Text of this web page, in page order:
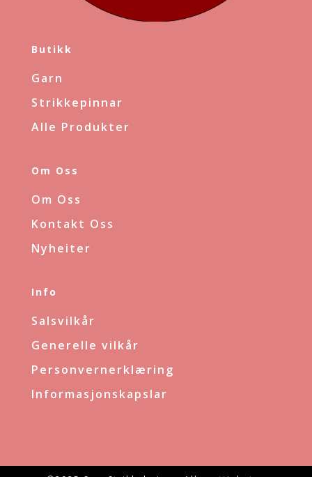
Butikk
Garn
Strikkepinnar
Alle Produkter
Om Oss
Om Oss
Kontakt Oss
Nyheiter
Info
Salsvilkår
Generelle vilkår
Personvernerklæring
Informasjonskapslar